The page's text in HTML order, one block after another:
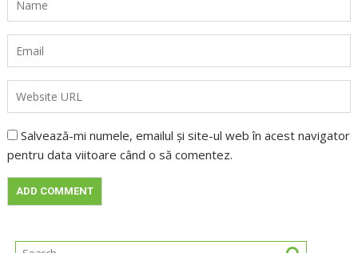
Salvează-mi numele, emailul și site-ul web în acest navigator
pentru data viitoare când o să comentez.